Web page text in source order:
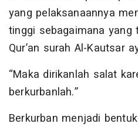
yang pelaksanaannya
tinggi sebagaimana yang
Qur’an surah Al-Kautsar
“Maka dirikanlah salat
berkurbanlah.”
Berkurban menjadi